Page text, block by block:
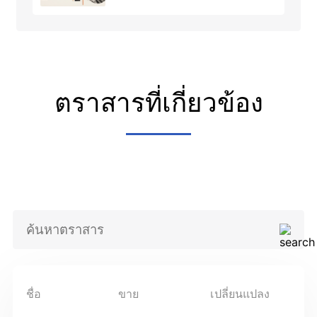
ตราสารที่เกี่ยวข้อง
ชื่อ ขาย เปลี่ยนแปลง